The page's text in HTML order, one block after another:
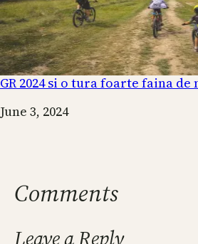
GR 2024 si o tura foarte faina
Date
June 3, 2024
Comments
Leave a Reply